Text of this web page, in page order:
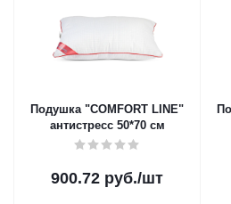
Подушка "COMFORT LINE"
антистресс 50*70 см
900.72 руб./шт